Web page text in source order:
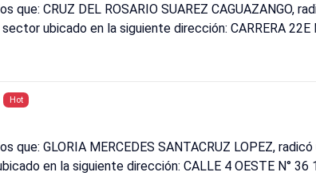
CRUZ DEL ROSARIO SUAREZ CAGUAZANGO,
ubicado en la siguiente dirección: CARRERA
Hot
que: GLORIA MERCEDES SANTACRUZ LOPEZ,
en la siguiente dirección: CALLE 4 OESTE N° 36